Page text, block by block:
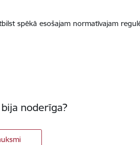
spēkā esošajam normatīvajam
noderīga?